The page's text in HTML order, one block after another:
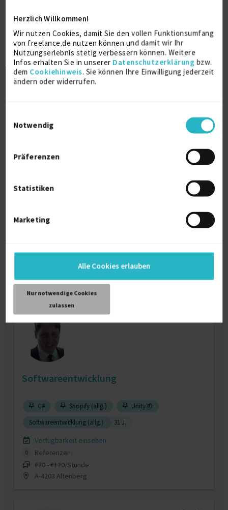
Herzlich Willkommen!
Wir nutzen Cookies, damit Sie den vollen Funktionsumfang
von freelance.de nutzen können und damit wir Ihr
Nutzungserlebnis stetig verbessern können. Weitere
Infos erhalten Sie in unserer Datenschutzerklärung bzw.
dem Cookiehinweis. Sie können Ihre Einwilligung jederzeit
ändern oder widerrufen.
Notwendig
Präferenzen
Statistiken
Marketing
Alle Cookies erlauben
Nur notwendige Cookies
zulassen
Mobile Application Development
Verfügbarkeit einsehen
0
Referenzen
€75 - €100/Stunde
D-82319 Starnberg
Entwickler ...
Software Architecture
D-93083 Obertraubling
Softwareentwicklung
C# Shopify (allg.)
Unity3D
Softwareentwicklung (allg.)
31 J.
Verfügbarkeit einsehen
0
Referenzen
€20 - €120/Stunde
A-4203 Altenberg